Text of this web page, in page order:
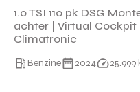
1.0 TSI 110 pk DSG
achter | Virtual Cockpit
Climatronic
Benzine 2024 25.999